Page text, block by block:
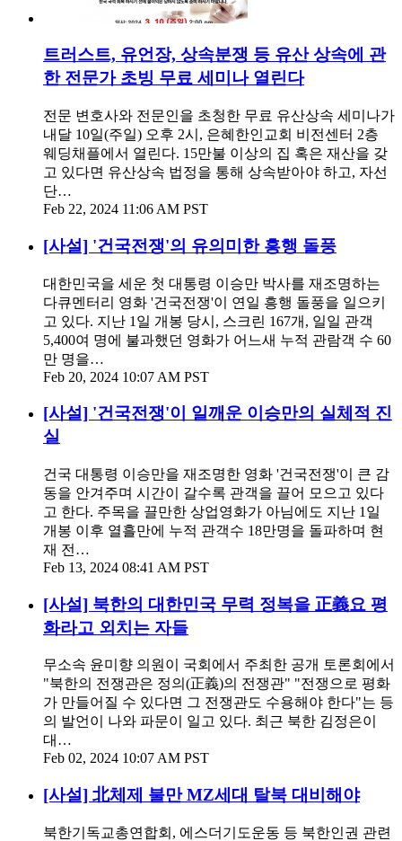
트러스트, 유언장, 상속분쟁 등 유산 상속에 관
한 전문가 초빙 무료 세미나 열린다
전문 변호사와 전문인을 초청한 무료 유산상속 세미나가
내달 10일(주일) 오후 2시, 은혜한인교회 비전센터 2층
웨딩채플에서 열린다. 15만불 이상의 집 혹은 재산을 갖
고 있다면 유산상속 법정을 통해 상속받아야 하고, 자선
단…
Feb 22, 2024 11:06 AM PST
[사설] '건국전쟁'의 유의미한 흥행 돌풍
대한민국을 세운 첫 대통령 이승만 박사를 재조명하는
다큐멘터리 영화 '건국전쟁'이 연일 흥행 돌풍을 일으키
고 있다. 지난 1일 개봉 당시, 스크린 167개, 일일 관객
5,400여 명에 불과했던 영화가 어느새 누적 관람객 수 60
만 명을…
Feb 20, 2024 10:07 AM PST
[사설] '건국전쟁'이 일깨운 이승만의 실체적 진
실
건국 대통령 이승만을 재조명한 영화 '건국전쟁'이 큰 감
동을 안겨주며 시간이 갈수록 관객을 끌어 모으고 있다
고 한다. 주목을 끌만한 상업영화가 아님에도 지난 1일
개봉 이후 열흘만에 누적 관객수 18만명을 돌파하며 현
재 전…
Feb 13, 2024 08:41 AM PST
[사설] 북한의 대한민국 무력 정복을 正義요 평
화라고 외치는 자들
무소속 윤미향 의원이 국회에서 주최한 공개 토론회에서
"북한의 전쟁관은 정의(正義)의 전쟁관" "전쟁으로 평화
가 만들어질 수 있다면 그 전쟁관도 수용해야 한다"는 등
의 발언이 나와 파문이 일고 있다. 최근 북한 김정은이
대…
Feb 02, 2024 10:07 AM PST
[사설] 北체제 불만 MZ세대 탈북 대비해야
북한기독교총연합회, 에스더기도운동 등 북한인권 관련